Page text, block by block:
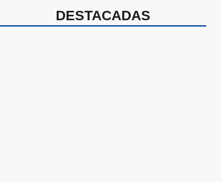
DESTACADAS